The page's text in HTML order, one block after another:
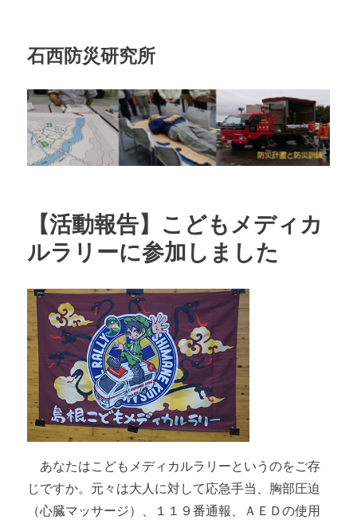
石西防災研究所
【活動報告】こどもメディカ
ルラリーに参加しました
あなたはこどもメディカルラリーというのをご存
じですか。元々は大人に対して応急手当、胸部圧迫
（心臓マッサージ）、１１９番通報、ＡＥＤの使用